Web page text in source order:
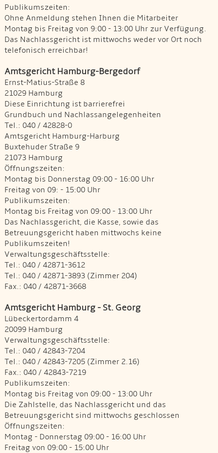
Publikumszeiten:
Ohne Anmeldung stehen Ihnen die Mitarbeiter
Montag bis Freitag von 9:00 - 13:00 Uhr zur Verfügung.
Das Nachlassgericht ist mittwochs weder vor Ort noch
telefonisch erreichbar!
Amtsgericht Hamburg-Bergedorf
Ernst-Matius-Straße 8
21029 Hamburg
Diese Einrichtung ist barrierefrei
Grundbuch und Nachlassangelegenheiten
Tel.: 040 / 42828-0
Amtsgericht Hamburg-Harburg
Buxtehuder Straße 9
21073 Hamburg
Öffnungszeiten:
Montag bis Donnerstag 09:00 - 16:00 Uhr
Freitag von 09: - 15:00 Uhr
Publikumszeiten:
Montag bis Freitag von 09:00 - 13:00 Uhr
Das Nachlassgericht, die Kasse, sowie das
Betreuungsgericht haben mittwochs keine
Publikumszeiten!
Verwaltungsgeschäftsstelle:
Tel.: 040 / 42871-3612
Tel.: 040 / 42871-3893 (Zimmer 204)
Fax.: 040 / 42871-3668
Amtsgericht Hamburg - St. Georg
Lübeckertordamm 4
20099 Hamburg
Verwaltungsgeschäftsstelle:
Tel.: 040 / 42843-7204
Tel.: 040 / 42843-7205 (Zimmer 2.16)
Fax.: 040 / 42843-7219
Publikumszeiten:
Montag bis Freitag von 09:00 - 13:00 Uhr
Die Zahlstelle, das Nachlassgericht und das
Betreuungsgericht sind mittwochs geschlossen
Öffnungszeiten:
Montag - Donnerstag 09:00 - 16:00 Uhr
Freitag von 09:00 - 15:00 Uhr